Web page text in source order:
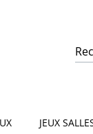
JEUX